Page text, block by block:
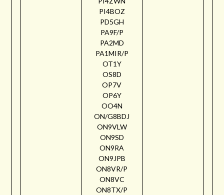
PI4BOZ
PD5GH
PA9F/P
PA2MD
PA1MIR/P
OT1Y
OS8D
OP7V
OP6Y
OO4N
ON/G8BDJ
ON9VLW
ON9SD
ON9RA
ON9JPB
ON8VR/P
ON8VC
ON8TX/P